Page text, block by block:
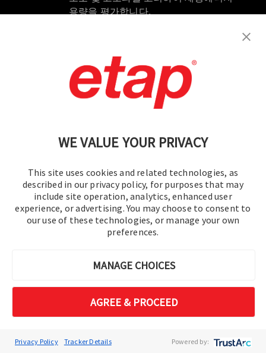
WE VALUE YOUR PRIVACY
This site uses cookies and related technologies, as
described in our privacy policy, for purposes that may
include site operation, analytics, enhanced user
experience, or advertising. You may choose to consent to
our use of these technologies, or manage your own
preferences.
MANAGE CHOICES
AGREE & PROCEED
Privacy Policy Tracker Details Powered by:
용량을 평가합니다.
intelligence.​
상호접속 연구
대규모 네트워크를 축소하고 집계합니
Studies thermal limits across entire
738/605/C57.91 & FERC Order 881).​